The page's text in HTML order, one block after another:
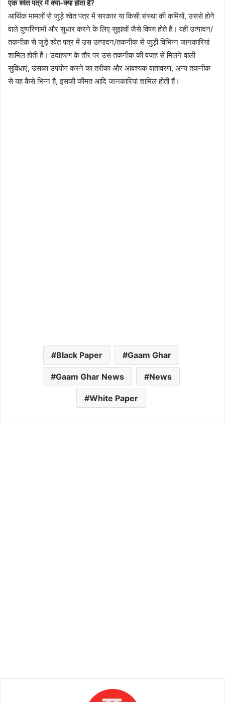
एक श्वेत पत्र में क्या-क्या होता है?
आर्थिक मामलों से जुड़े श्वेत पत्र में सरकार या किसी संस्था की कमियों, उससे होने
वाले दुष्परिणामों और सुधार करने के लिए सुझावों जैसे विषय होते हैं। वहीं उत्पादन/
तकनीक से जुड़े श्वेत पत्र में उस उत्पादन/तकनीक से जुड़ी विभिन्न जानकारियां
शामिल होती हैं। उदाहरण के तौर पर उस तकनीक की वजह से मिलने वाली
सुविधाएं, उसका उपयोग करने का तरीका और आवश्यक वातावरण, अन्य तकनीक
से यह कैसे भिन्न है, इसकी कीमत आदि जानकारियां शामिल होती हैं।
Black Paper Gaam Ghar
Gaam Ghar News News
White Paper